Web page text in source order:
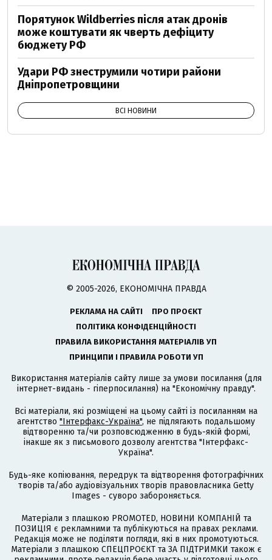
Порятунок Wildberries після атак дронів
може коштувати як чверть дефіциту
бюджету РФ
Удари РФ знеструмили чотири райони
Дніпропетровщини
ВСІ НОВИНИ
© 2005-2026, ЕКОНОМІЧНА ПРАВДА
РЕКЛАМА НА САЙТІ
ПРО ПРОЄКТ
ПОЛІТИКА КОНФІДЕНЦІЙНОСТІ
ПРАВИЛА ВИКОРИСТАННЯ МАТЕРІАЛІВ УП
ПРИНЦИПИ І ПРАВИЛА РОБОТИ УП
Використання матеріалів сайту лише за умови посилання (для
інтернет-видань - гіперпосилання) на "Економічну правду".
Всі матеріали, які розміщені на цьому сайті із посиланням на
агентство "Інтерфакс-Україна", не підлягають подальшому
відтворенню та/чи розповсюдженню в будь-якій формі,
інакше як з письмового дозволу агентства "Інтерфакс-
Україна".
Будь-яке копіювання, передрук та відтворення фотографічних
творів та/або аудіовізуальних творів правовласника Getty
Images - суворо забороняється.
Матеріали з плашкою PROMOTED, НОВИНИ КОМПАНІЙ та
ПОЗИЦІЯ є рекламними та публікуються на правах реклами.
Редакція може не поділяти погляди, які в них промотуються.
Матеріали з плашкою СПЕЦПРОЄКТ та ЗА ПІДТРИМКИ також є